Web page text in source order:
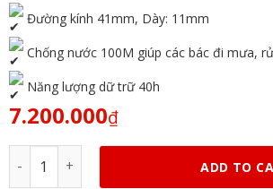
Đường kính 41mm, Dày: 11mm
Chống nước 100M giúp các bác đi mưa,
Năng lượng dữ trữ 40h
7.200.000₫
ADD TO